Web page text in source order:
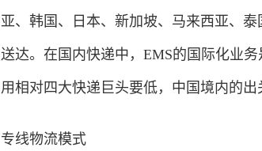
亚、韩国、日本、新加坡、马来西亚、
送达。在国内快递中，EMS的国际化业
用相对四大快递巨头要低，中国境内的出
专线物流模式